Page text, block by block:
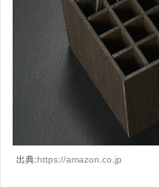
出典: https://amazon.co.jp